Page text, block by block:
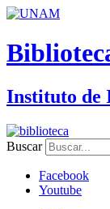
Instituto de
Buscar
Facebook
Youtube